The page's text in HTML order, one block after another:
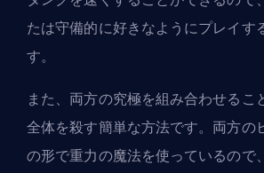
たは守備的に好きなようにプレイす
す。
また、両方の究極を組み合わせるこ
全体を殺す簡単な方法です。両方の
の形で重力の魔法を使っているの